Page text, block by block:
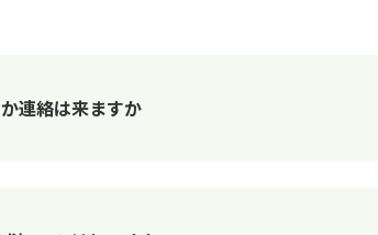
連絡は来ますか